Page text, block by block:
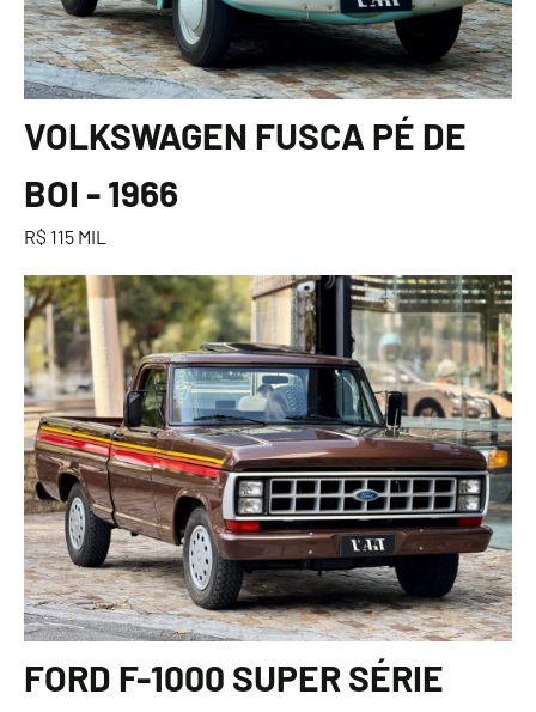
VOLKSWAGEN FUSCA PÉ DE
BOI - 1966
R$ 115 MIL
FORD F-1000 SUPER SÉRIE